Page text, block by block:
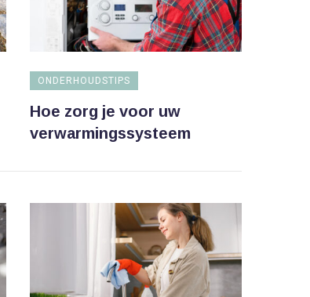
ONDERHOUDSTIPS
Hoe zorg je voor uw
verwarmingssysteem